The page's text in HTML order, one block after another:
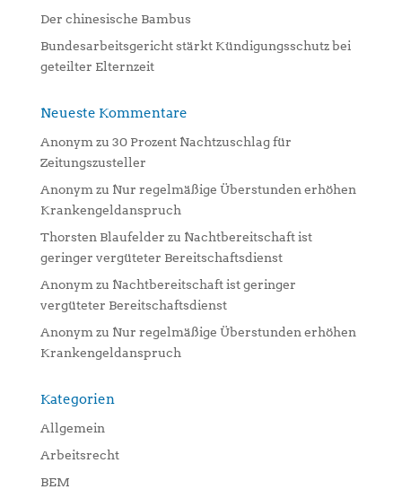
Der chinesische Bambus
Bundesarbeitsgericht stärkt Kündigungsschutz bei
geteilter Elternzeit
Neueste Kommentare
Anonym zu 30 Prozent Nachtzuschlag für
Zeitungszusteller
Anonym zu Nur regelmäßige Überstunden erhöhen
Krankengeldanspruch
Thorsten Blaufelder zu Nachtbereitschaft ist
geringer vergüteter Bereitschaftsdienst
Anonym zu Nachtbereitschaft ist geringer
vergüteter Bereitschaftsdienst
Anonym zu Nur regelmäßige Überstunden erhöhen
Krankengeldanspruch
Kategorien
Allgemein
Arbeitsrecht
BEM